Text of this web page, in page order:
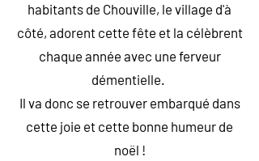
habitants de Chouville, le village d'à
côté, adorent cette fête et la célèbrent
chaque année avec une ferveur
démentielle.
Il va donc se retrouver embarqué dans
cette joie et cette bonne humeur de
noël !